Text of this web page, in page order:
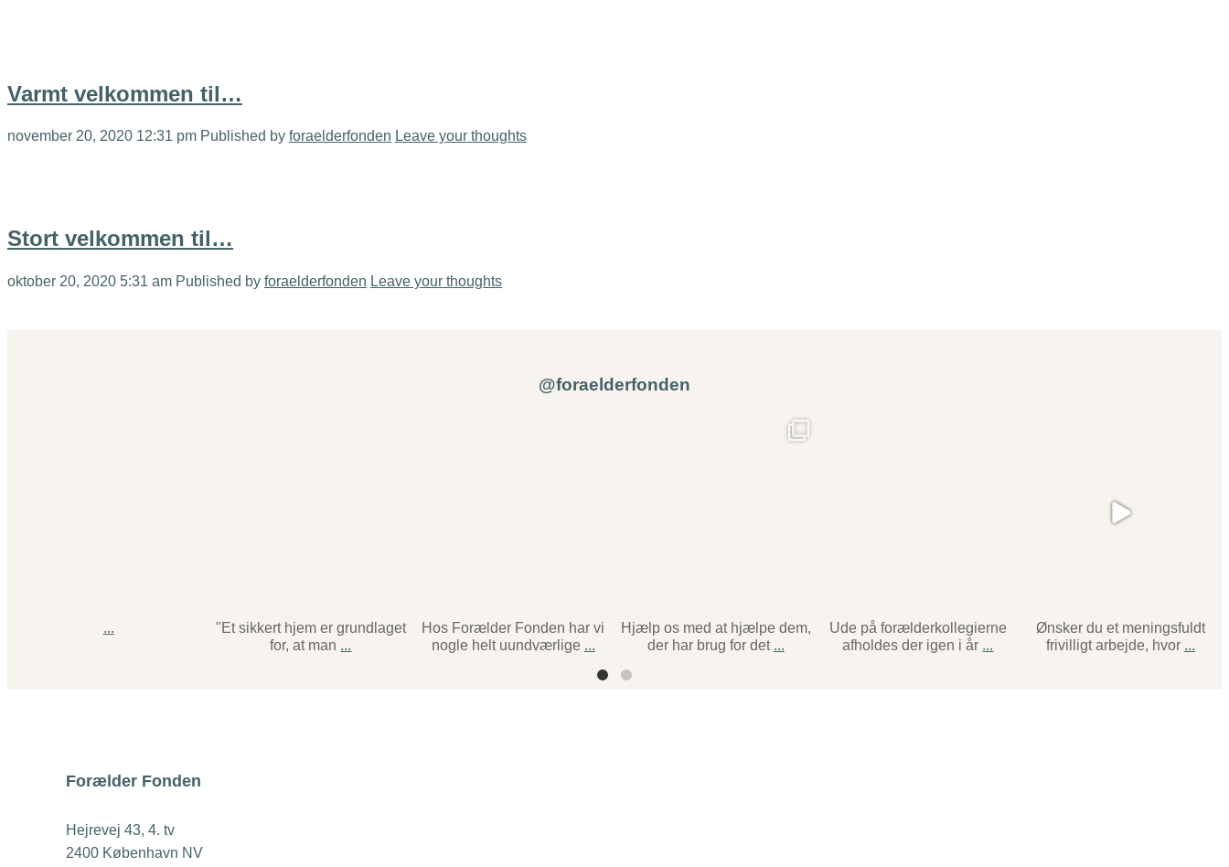
Varmt velkommen til…
november 20, 2020 12:31 pm Published by foraelderfonden Leave your thoughts
Stort velkommen til…
oktober 20, 2020 5:31 am Published by foraelderfonden Leave your thoughts
@foraelderfonden
...
"Et sikkert hjem er grundlaget
for, at man ...
Hos Forælder Fonden har vi
nogle helt uundværlige ...
Hjælp os med at hjælpe dem,
der har brug for det ...
Ude på forælderkollegierne
afholdes der igen i år ...
Ønsker du et meningsfuldt
frivilligt arbejde, hvor ...
Forælder Fonden
Hejrevej 43, 4. tv
2400 København NV